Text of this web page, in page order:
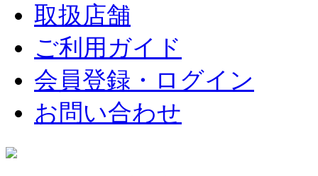
取扱店舗
ご利用ガイド
会員登録・ログイン
お問い合わせ